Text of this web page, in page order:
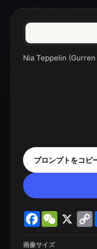
Nia Teppelin
プロンプトをコピ
FacebookWeChat
X
画像サイズ